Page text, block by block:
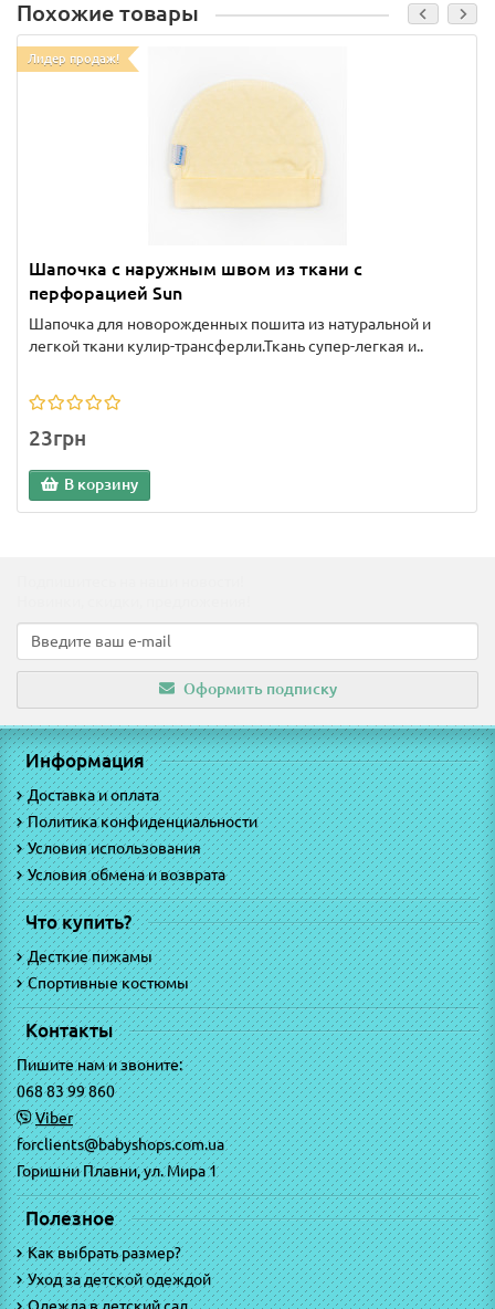
Похожие товары
Лидер продаж!
Шапочка с наружным швом из ткани с
перфорацией Sun
Шапочка для новорожденных пошита из натуральной и
легкой ткани кулир-трансферли.Ткань супер-легкая и..
23грн
В корзину
Оформить подписку
Информация
Доставка и оплата
Политика конфиденциальности
Условия использования
Условия обмена и возврата
Что купить?
Десткие пижамы
Спортивные костюмы
Контакты
Пишите нам и звоните:
068 83 99 860
Viber
forclients@babyshops.com.ua
Горишни Плавни, ул. Мира 1
Полезное
Как выбрать размер?
Уход за детской одеждой